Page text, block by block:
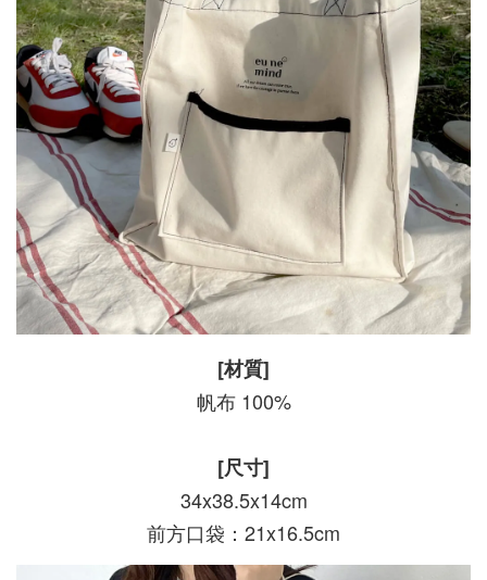
[材質]
帆布 100%
[尺寸]
34x38.5x14cm
前方口袋：21x16.5cm